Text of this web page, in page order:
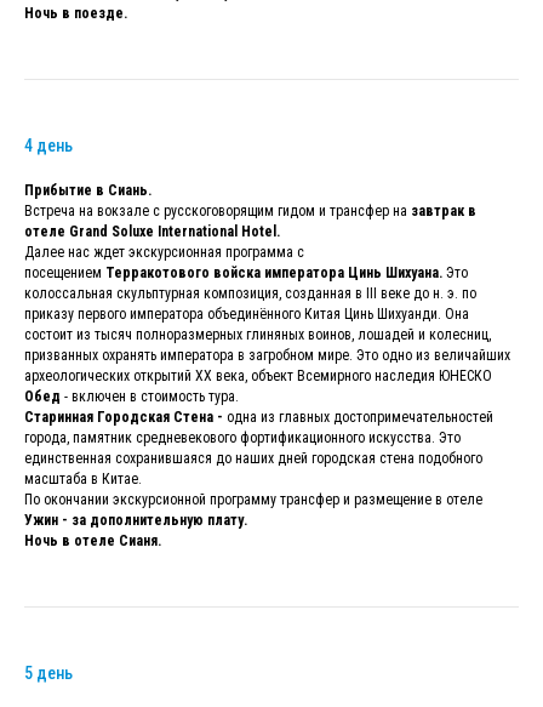
Ночь в поезде.
4 день
Прибытие в Сиань.
Встреча на вокзале с русскоговорящим гидом и трансфер на завтрак в
отеле Grand Soluxe International Hotel.
Далее нас ждет экскурсионная программа с
посещением Терракотового войска императора Цинь Шихуана. Это
колоссальная скульптурная композиция, созданная в III веке до н. э. по
приказу первого императора объединённого Китая Цинь Шихуанди. Она
состоит из тысяч полноразмерных глиняных воинов, лошадей и колесниц,
призванных охранять императора в загробном мире. Это одно из величайших
археологических открытий XX века, объект Всемирного наследия ЮНЕСКО
Обед - включен в стоимость тура.
Старинная Городская Стена - одна из главных достопримечательностей
города, памятник средневекового фортификационного искусства. Это
единственная сохранившаяся до наших дней городская стена подобного
масштаба в Китае.
По окончании экскурсионной программу трансфер и размещение в отеле
Ужин - за дополнительную плату.
Ночь в отеле Сианя.
5 день